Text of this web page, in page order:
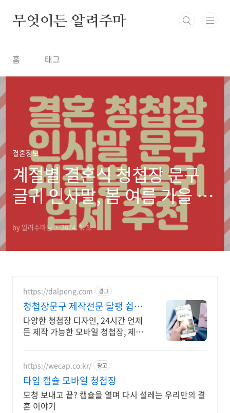
무엇이든 알려주마
홈 태그
결혼정보
계절별 결혼식 청첩장 문구
글귀 인사말, 봄 여름 가을 겨
울, 청첩장 업체 추천
by 알려주마님 2024. 1. 5.
https://dalpeng.com 광고
청첩장문구 제작전문 달팽 쉽고
간편한 모바일 초대장
다양한 청첩장 디자인, 24시간 언제
든 제작 가능한 모바일 청첩장, 제작
초대장
https://wecap.co.kr/ 광고
타임 캡슐 모바일 청첩장
모청 보내고 끝? 캡슐을 열며 다시 설레는 우리만의 결
혼 이야기